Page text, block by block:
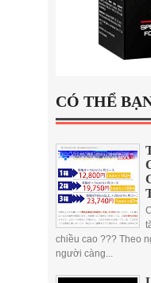
CÓ THỂ
chiều cao ??? Theo
người càng...